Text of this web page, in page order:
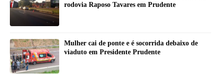
rodovia Raposo Tavares em Prudente
Mulher cai de ponte e é socorrida debaixo de
viaduto em Presidente Prudente